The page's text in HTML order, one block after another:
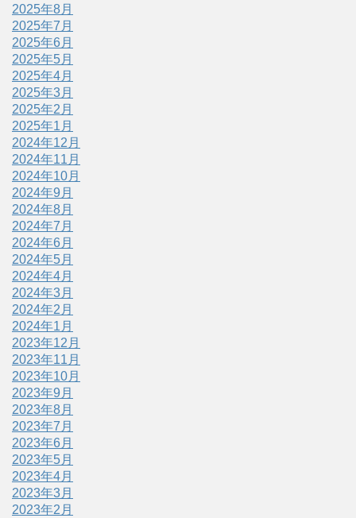
2025年8月
2025年7月
2025年6月
2025年5月
2025年4月
2025年3月
2025年2月
2025年1月
2024年12月
2024年11月
2024年10月
2024年9月
2024年8月
2024年7月
2024年6月
2024年5月
2024年4月
2024年3月
2024年2月
2024年1月
2023年12月
2023年11月
2023年10月
2023年9月
2023年8月
2023年7月
2023年6月
2023年5月
2023年4月
2023年3月
2023年2月